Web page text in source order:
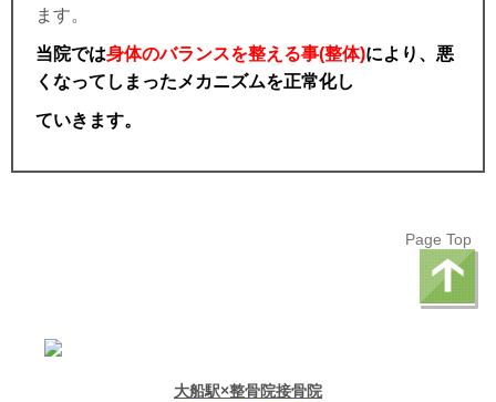
ます。
当院では身体のバランスを整える事(整体)により、悪
くなってしまったメカニズムを正常化し
ていきます。
Page Top
大船駅×整骨院接骨院